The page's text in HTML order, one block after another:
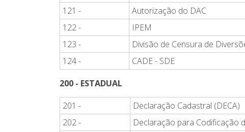
121 -
Autorização do DAC
122 -
IPEM
123 -
Divisão de Censura de
124 -
CADE - SDE
200 - ESTADUAL
201 -
Declaração Cadastral (DECA)
202 -
Declaração para Codificação